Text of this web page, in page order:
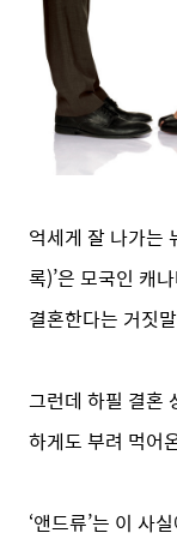
억세게 잘 나가는
록)’은 모국인 캐
결혼한다는 거짓
그런데 하필 결혼
하게도 부려 먹어
‘앤드류’는 이 사